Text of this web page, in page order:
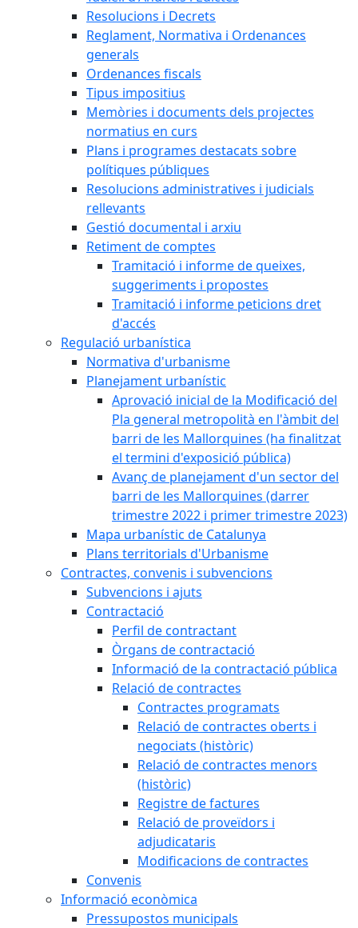
Resolucions i Decrets
Reglament, Normativa i Ordenances
generals
Ordenances fiscals
Tipus impositius
Memòries i documents dels projectes
normatius en curs
Plans i programes destacats sobre
polítiques públiques
Resolucions administratives i judicials
rellevants
Gestió documental i arxiu
Retiment de comptes
Tramitació i informe de queixes,
suggeriments i propostes
Tramitació i informe peticions dret
d'accés
Regulació urbanística
Normativa d'urbanisme
Planejament urbanístic
Aprovació inicial de la Modificació del
Pla general metropolità en l'àmbit del
barri de les Mallorquines (ha finalitzat
el termini d'exposició pública)
Avanç de planejament d'un sector del
barri de les Mallorquines (darrer
trimestre 2022 i primer trimestre 2023)
Mapa urbanístic de Catalunya
Plans territorials d'Urbanisme
Contractes, convenis i subvencions
Subvencions i ajuts
Contractació
Perfil de contractant
Òrgans de contractació
Informació de la contractació pública
Relació de contractes
Contractes programats
Relació de contractes oberts i
negociats (històric)
Relació de contractes menors
(històric)
Registre de factures
Relació de proveïdors i
adjudicataris
Modificacions de contractes
Convenis
Informació econòmica
Pressupostos municipals